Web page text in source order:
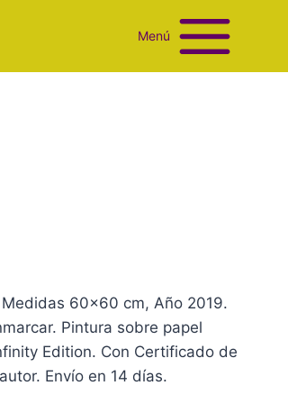
Menú
60×60 cm, Año 2019.
Pintura sobre papel
Edition. Con Certificado de
Envío en 14 días.